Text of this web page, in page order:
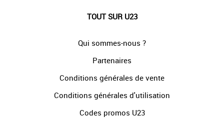
TOUT SUR U23
Qui sommes-nous ?
Partenaires
Conditions générales de vente
Conditions générales d'utilisation
Codes promos U23